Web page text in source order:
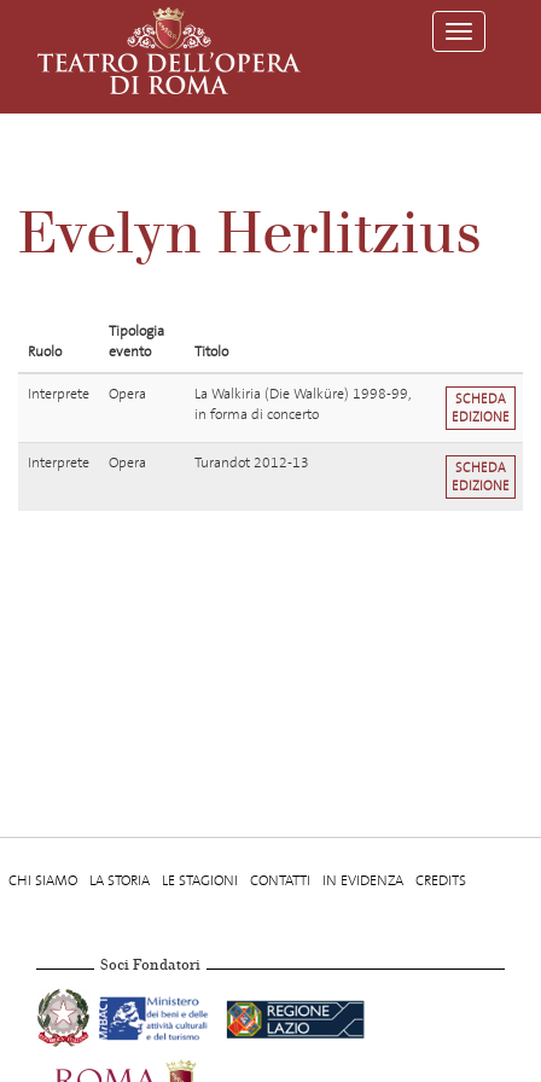
T
o
l
g
a
Evelyn Herlitzius
Ruolo
Tipologia
evento
Titolo
Interprete Opera
La Walkiria (Die Walküre) 1998-99,
in forma di concerto
SCHEDA
EDIZIONE
Interprete Opera Turandot 2012-13
SCHEDA
EDIZIONE
CHI SIAMO LA STORIA LE STAGIONI CONTATTI IN EVIDENZA CREDITS
Soci Fondatori